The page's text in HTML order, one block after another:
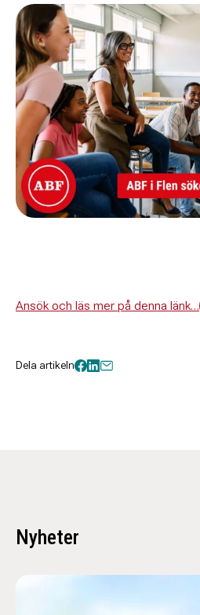
Ansök och läs mer på denna länk…
Dela artikeln
Nyheter